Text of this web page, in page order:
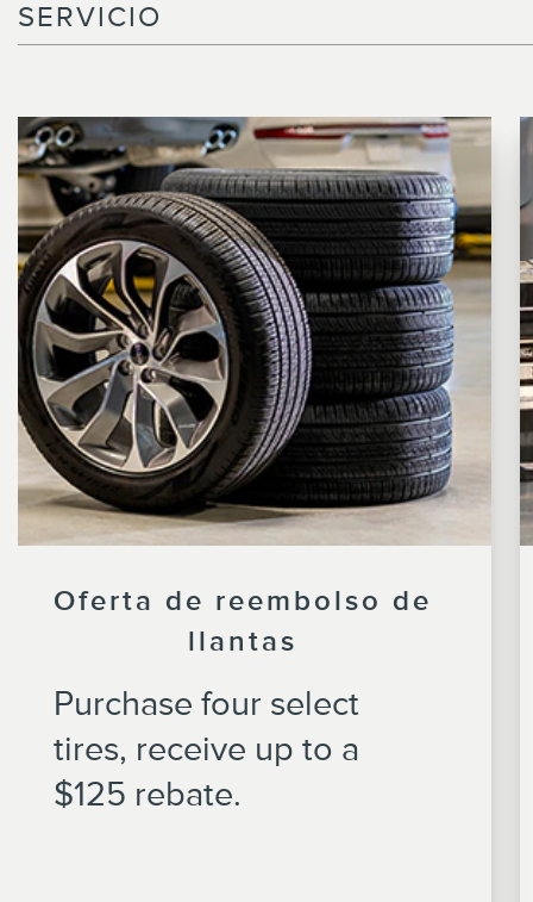
SERVICIO
Oferta de reembolso de
llantas
Purchase four select
tires, receive up to a
$125 rebate.